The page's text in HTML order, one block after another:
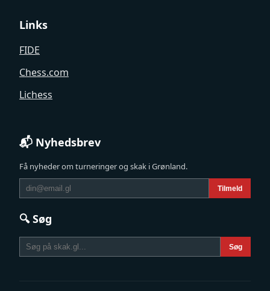
Links
FIDE
Chess.com
Lichess
📬 Nyhedsbrev
Få nyheder om turneringer og skak i Grønland.
Tilmeld
🔍 Søg
Søg